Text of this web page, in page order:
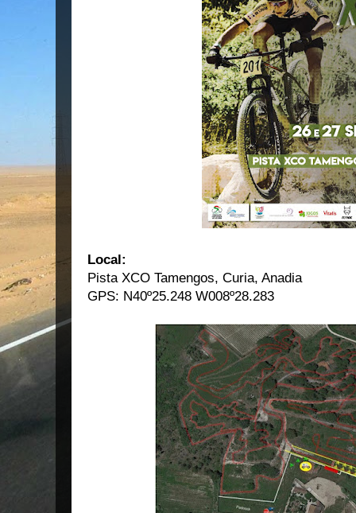
Local:
Pista XCO Tamengos, Curia, Anadia
GPS: N40º25.248 W008º28.283